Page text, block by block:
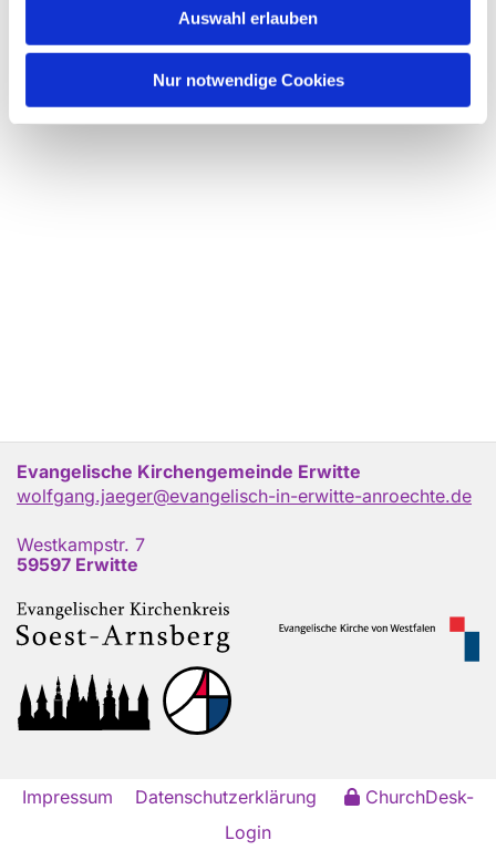
Auswahl erlauben
Nur notwendige Cookies
Evangelische Kirchengemeinde Erwitte
wolfgang.jaeger@evangelisch-in-erwitte-anroechte.de
Westkampstr. 7
59597 Erwitte
Impressum Datenschutzerklärung
ChurchDesk-
Login